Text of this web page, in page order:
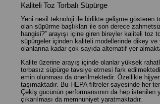
Kaliteli Toz Torbalı Süpürge
Yeni nesil teknoloji ile birlikte gelişme gösteren
olan süpürme başlıkları ile son derece
hangisi?” arayışı içine giren bireyler kaliteli toz
süpürgeler içinden kaliteli modellerinde dikey ve
olanlarına kadar çok sayıda alternatif yer
Kalite üzerine arayış içinde olanlar yüksek
torbasız süpürge tavsiye etmesi fark
emin olunması da önerilmektedir. Özellikle
taşımaktadır. Bu HEPA filtreler sayesinde her
Çekiş gücünün performansının da hep istenilen
çıkarılması da memnuniyet yaratmaktadır.